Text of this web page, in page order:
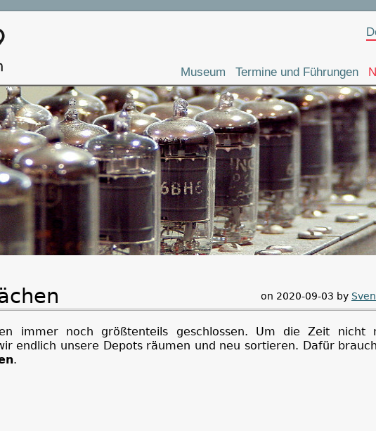
on 2020-09-03 by
immer noch größtenteils geschlossen. Um die Zeit nicht
endlich unsere Depots räumen und neu sortieren. Dafür
.
Museum Termine und Führungen